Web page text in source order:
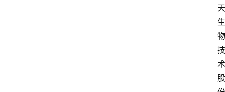
天
生
物
技
术
股